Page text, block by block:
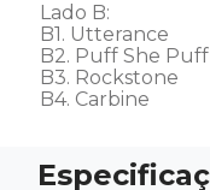
Lado B:
B1. Utterance
B2. Puff She Puff
B3. Rockstone
B4. Carbine